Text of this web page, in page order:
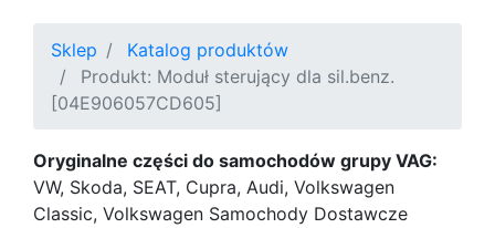
Sklep
Katalog produktów
Produkt: Moduł sterujący dla sil.benz.
[04E906057CD605]
Oryginalne części do samochodów grupy VAG:
VW, Skoda, SEAT, Cupra, Audi, Volkswagen
Classic, Volkswagen Samochody Dostawcze